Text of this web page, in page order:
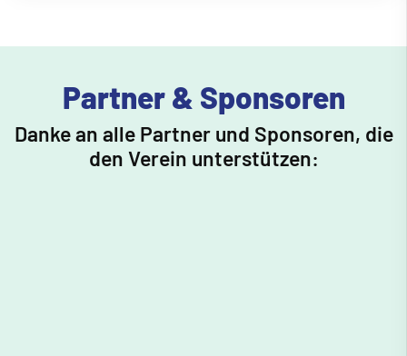
Partner & Sponsoren
Danke an alle Partner und Sponsoren, die
den Verein unterstützen: